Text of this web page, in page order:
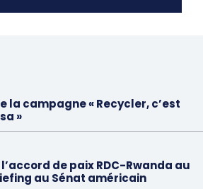
la campagne « Recycler, c’est
»
de paix RDC-Rwanda au
au Sénat américain